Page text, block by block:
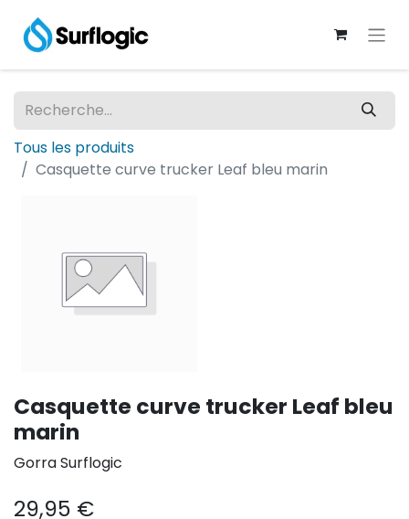
Tous les produits
Casquette curve trucker Leaf bleu marin
Casquette curve trucker Leaf bleu
marin
Gorra Surflogic
29,95 €